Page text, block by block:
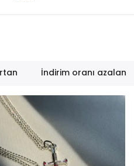
İndirim oranı azalan